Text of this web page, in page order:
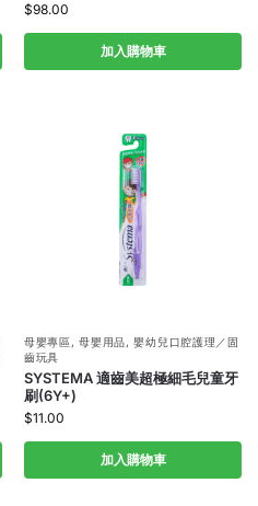
$98.00
加入購物車
母嬰專區,母嬰用品,嬰幼兒口腔護理／固
齒玩具
SYSTEMA 適齒美超極細毛兒童牙
刷(6Y+)
$11.00
加入購物車